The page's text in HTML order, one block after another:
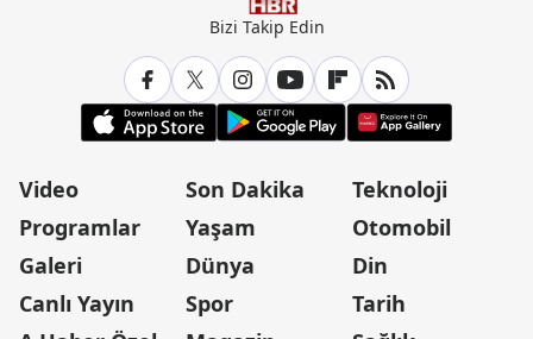
Bizi Takip Edin
Video
Programlar
Galeri
Canlı Yayın
Son Dakika
Yaşam
Dünya
Spor
Teknoloji
Otomobil
Din
Tarih